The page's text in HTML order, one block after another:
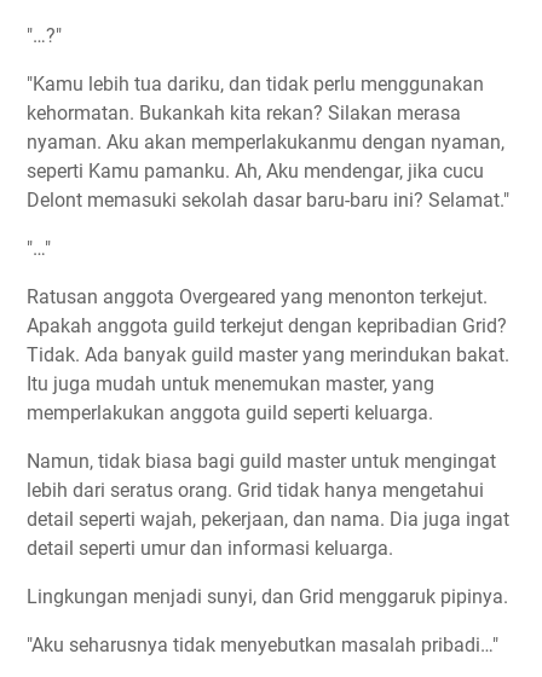
"…?"
"Kamu lebih tua dariku, dan tidak perlu menggunakan
kehormatan. Bukankah kita rekan? Silakan merasa
nyaman. Aku akan memperlakukanmu dengan nyaman,
seperti Kamu pamanku. Ah, Aku mendengar, jika cucu
Delont memasuki sekolah dasar baru-baru ini? Selamat."
"…"
Ratusan anggota Overgeared yang menonton terkejut.
Apakah anggota guild terkejut dengan kepribadian Grid?
Tidak. Ada banyak guild master yang merindukan bakat.
Itu juga mudah untuk menemukan master, yang
memperlakukan anggota guild seperti keluarga.
Namun, tidak biasa bagi guild master untuk mengingat
lebih dari seratus orang. Grid tidak hanya mengetahui
detail seperti wajah, pekerjaan, dan nama. Dia juga ingat
detail seperti umur dan informasi keluarga.
Lingkungan menjadi sunyi, dan Grid menggaruk pipinya.
"Aku seharusnya tidak menyebutkan masalah pribadi…"